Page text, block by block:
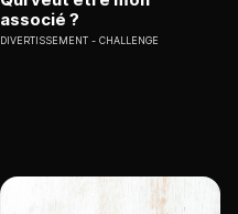
associé ?
DIVERTISSEMENT CHALLENGE